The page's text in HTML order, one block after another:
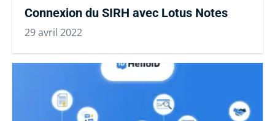
Connexion du SIRH avec Lotus Notes
29 avril 2022